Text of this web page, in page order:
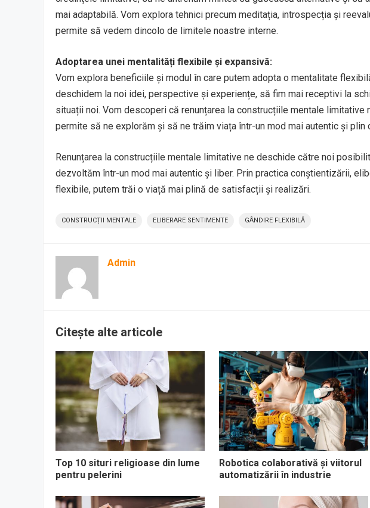
mai adaptabilă. Vom explora tehnici precum meditația, introspecția și
permite să vedem dincolo de limitele noastre interne.
Adoptarea unei mentalități flexibile și expansivă:
Vom explora beneficiile și modul în care putem adopta o mentalitate
deschidem la noi idei, perspective și experiențe, să fim mai receptivi la
situații noi. Vom descoperi că renunțarea la construcțiile mentale limitative
permite să ne explorăm și să ne trăim viața într-un mod mai autentic și plin
Renunțarea la construcțiile mentale limitative ne deschide către noi
dezvoltăm într-un mod mai autentic și liber. Prin practica conștientizării,
flexibile, putem trăi o viață mai plină de satisfacții și realizări.
CONSTRUCȚII MENTALE ELIBERARE SENTIMENTE GÂNDIRE FLEXIBILĂ
Admin
Citește alte articole
Top 10 situri religioase din lume
pentru pelerini
Robotica colaborativă și viitorul
automatizării în industrie